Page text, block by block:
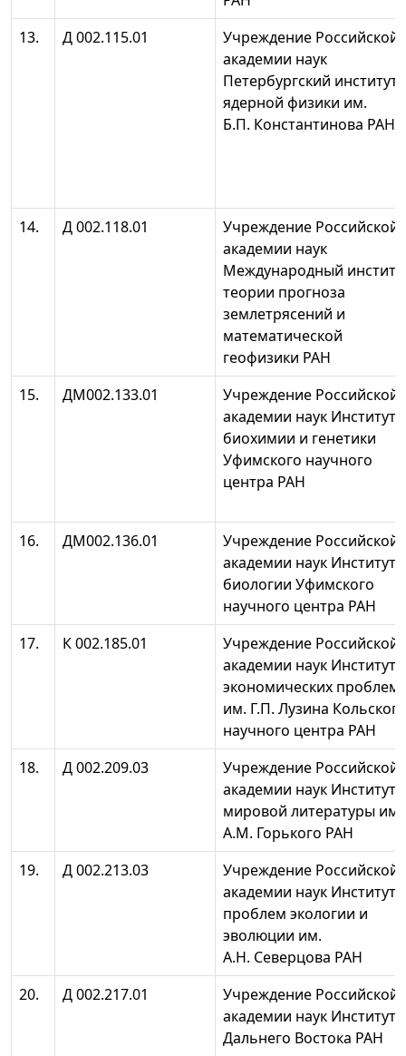
13.
Д 002.115.01
Учреждение Российской
академии наук
Петербургский институт
ядерной физики им.
Б.П. Константинова РАН
14. Д 002.118.01
Учреждение Российской
академии наук
Международный
теории прогноза
землетрясений и
математической
геофизики РАН
15.
ДМ002.133.01
Учреждение Российской
академии наук Институт
биохимии и генетики
Уфимского научного
центра РАН
16. ДМ002.136.01
Учреждение Российской
академии наук Институт
биологии Уфимского
научного центра РАН
17.
К 002.185.01
Учреждение Российской
академии наук Институт
экономических проблем
им. Г.П. Лузина Кольского
научного центра РАН
18.
Д 002.209.03
Учреждение Российской
академии наук Институт
мировой литературы им.
А.М. Горького РАН
19.
Д 002.213.03
Учреждение Российской
академии наук Институт
проблем экологии и
эволюции им.
А.Н. Северцова РАН
20.
Д 002.217.01
Учреждение Российской
академии наук Институт
Дальнего Востока РАН